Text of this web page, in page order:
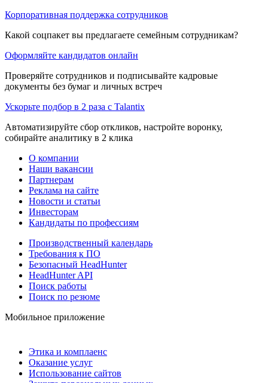
Корпоративная поддержка сотрудников
Какой соцпакет вы предлагаете семейным сотрудникам?
Оформляйте кандидатов онлайн
Проверяйте сотрудников и подписывайте кадровые
документы без бумаг и личных встреч
Ускорьте подбор в 2 раза с Talantix
Автоматизируйте сбор откликов, настройте воронку,
собирайте аналитику в 2 клика
О компании
Наши вакансии
Партнерам
Реклама на сайте
Новости и статьи
Инвесторам
Кандидаты по профессиям
Производственный календарь
Требования к ПО
Безопасный HeadHunter
HeadHunter API
Поиск работы
Поиск по резюме
Мобильное приложение
Этика и комплаенс
Оказание услуг
Использование сайтов